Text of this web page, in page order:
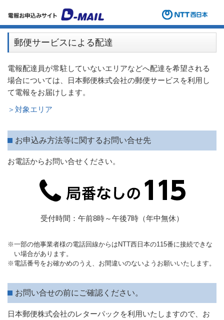
郵便サービスによる配達
電報配達員が常駐していないエリアなどへ配達を希望される
場合については、日本郵便株式会社の郵便サービスを利用し
て電報をお届けします。
＞対象エリア
お申込み方法等に関するお問い合せ先
お電話からお問い合せください。
受付時間：午前8時～午後7時（年中無休）
※一部の他事業者様の電話回線からはNTT西日本の115番に接続できな
い場合があります。
※電話番号をお確かめのうえ、お間違いのないようお願いいたします。
お問い合せの前にご確認ください。
日本郵便株式会社のレターパックを利用いたしますので、お